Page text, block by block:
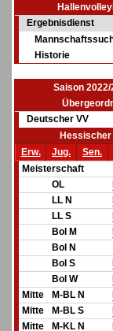
Ergebnisdienst
Historie
Saison 2022/
Deutscher VV
Hessischer
Erw.
Jug. Sen.
Meisterschaft
OL
LL N
LL S
Bol M
Bol N
Bol S
Bol W
Mitte
M-BL N
Mitte
M-BL S
Mitte
M-KL N